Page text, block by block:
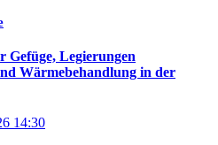
Legierungen
Wärmebehandlung in der
14:30